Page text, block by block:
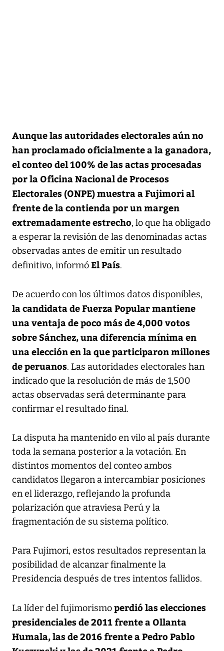
Aunque las autoridades electorales aún no
han proclamado oficialmente a la ganadora,
el conteo del 100% de las actas procesadas
por la Oficina Nacional de Procesos
Electorales (ONPE) muestra a Fujimori al
frente de la contienda por un margen
extremadamente estrecho, lo que ha obligado
a esperar la revisión de las denominadas actas
observadas antes de emitir un resultado
definitivo, informó El País.
De acuerdo con los últimos datos disponibles,
la candidata de Fuerza Popular mantiene
una ventaja de poco más de 4,000 votos
sobre Sánchez, una diferencia mínima en
una elección en la que participaron millones
de peruanos. Las autoridades electorales han
indicado que la resolución de más de 1,500
actas observadas será determinante para
confirmar el resultado final.
La disputa ha mantenido en vilo al país durante
toda la semana posterior a la votación. En
distintos momentos del conteo ambos
candidatos llegaron a intercambiar posiciones
en el liderazgo, reflejando la profunda
polarización que atraviesa Perú y la
fragmentación de su sistema político.
Para Fujimori, estos resultados representan la
posibilidad de alcanzar finalmente la
Presidencia después de tres intentos fallidos.
La líder del fujimorismoperdió las elecciones
presidenciales de 2011 frente a Ollanta
Humala, las de 2016 frente a Pedro Pablo